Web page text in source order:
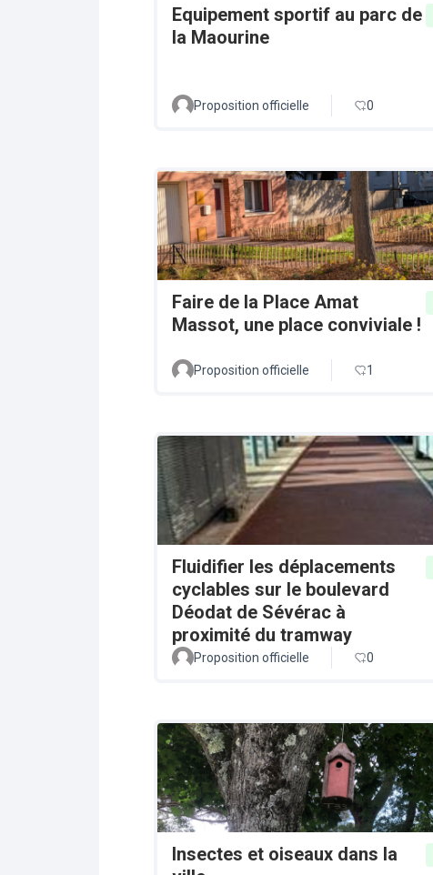
Equipement sportif au parc de
la Maourine
Proposition officielle 0
Faire de la Place Amat
Massot, une place conviviale !
Proposition officielle 1
Fluidifier les déplacements
cyclables sur le boulevard
Déodat de Sévérac à
proximité du tramway
Proposition officielle 0
Insectes et oiseaux dans la